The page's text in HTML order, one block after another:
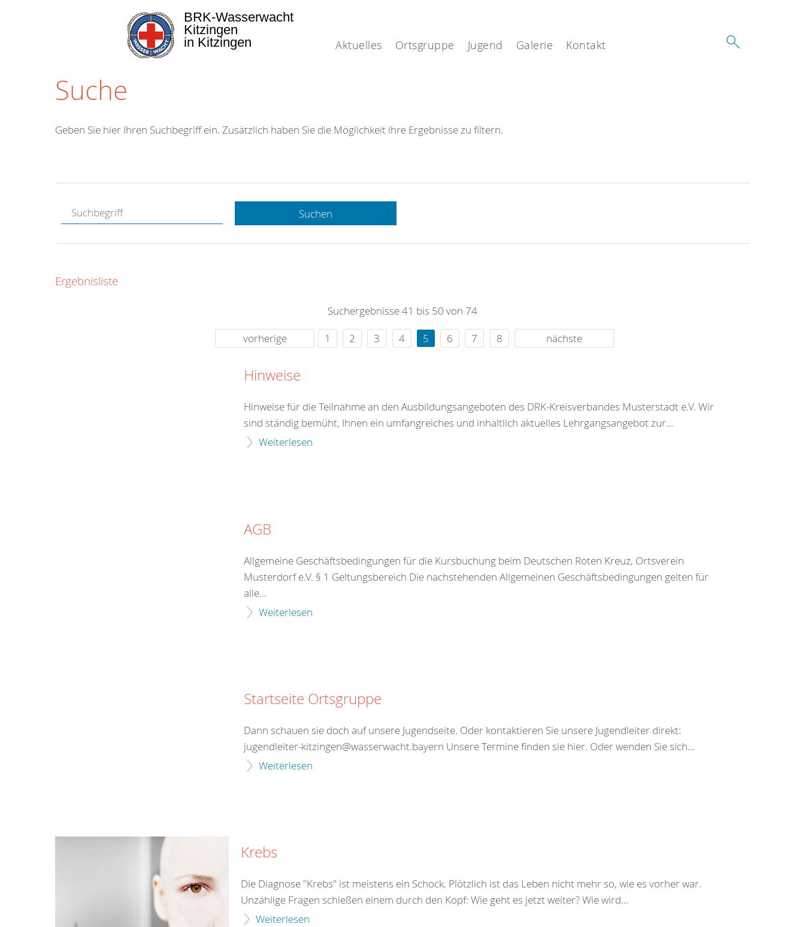
Aktuelles Ortsgruppe Jugend Galerie Kontakt
BRK-Wasserwacht
Kitzingen
in Kitzingen
Suche
Hotline.
gerne.
rund um die Uhr
Geben Sie hier Ihren Suchbegriff ein. Zusätzlich haben Sie die Möglichkeit ihre Ergebnisse zu filtern.
Suchen
Ergebnisliste
Suchergebnisse 41 bis 50 von 74
vorherige
1 2 3 4 5 6 7 8 nächste
Hinweise
Hinweise für die Teilnahme an den Ausbildungsangeboten des DRK-Kreisverbandes Musterstadt e.V. Wir
sind ständig bemüht, Ihnen ein umfangreiches und inhaltlich aktuelles Lehrgangsangebot zur...
Weiterlesen
AGB
Allgemeine Geschäftsbedingungen für die Kursbuchung beim Deutschen Roten Kreuz, Ortsverein
Musterdorf e.V. § 1 Geltungsbereich Die nachstehenden Allgemeinen Geschäftsbedingungen gelten für
alle...
Weiterlesen
Startseite Ortsgruppe
Dann schauen sie doch auf unsere Jugendseite. Oder kontaktieren Sie unsere Jugendleiter direkt:
jugendleiter-kitzingen@wasserwacht.bayern Unsere Termine finden sie hier. Oder wenden Sie sich...
Weiterlesen
Krebs
Die Diagnose "Krebs" ist meistens ein Schock. Plötzlich ist das Leben nicht mehr so, wie es vorher war.
Unzählige Fragen schießen einem durch den Kopf: Wie geht es jetzt weiter? Wie wird...
Weiterlesen